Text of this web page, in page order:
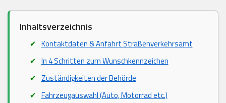
Inhaltsverzeichnis
Kontaktdaten & Anfahrt Straßenverkehrsamt
In 4 Schritten zum Wunschkennzeichen
Zuständigkeiten der Behörde
Fahrzeugauswahl (Auto, Motorrad etc.)